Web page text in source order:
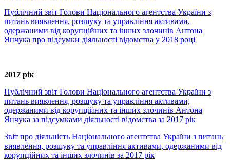
Публічний звіт Голови Національного агентства України з
питань виявлення, розшуку та управління активами,
одержаними від корупційних та інших злочинів Антона
Янчука про підсумки діяльності відомства у 2018 році
2017 рік
Публічний звіт Голови Національного агентства України з
питань виявлення, розшуку та управління активами,
одержаними від корупційних та інших злочинів Антона
Янчука за підсумками діяльності відомства за 2017 рік
Звіт про діяльність Національного агентства України з питань
виявлення, розшуку та управління активами, одержаними від
корупційних та інших злочинів за 2017 рік